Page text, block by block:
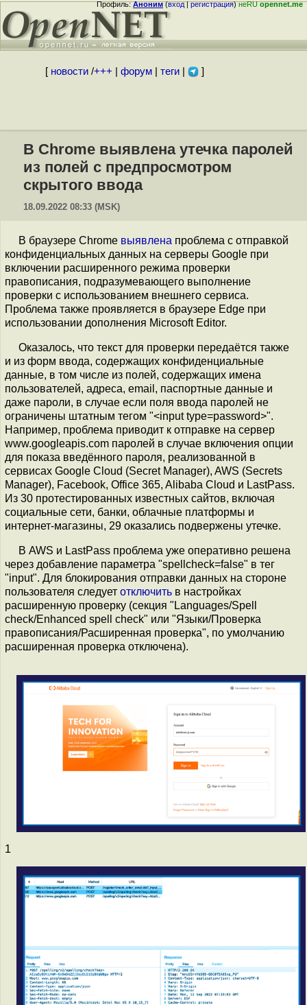
Профиль:Аноним(вход|регистрация)неRUopennet.me
[ новости/+++ форум| теги| ]
В Chrome выявлена утечка паролей
из полей с предпросмотром
скрытого ввода
18.09.2022 08:33 (MSK)
В браузере Chrome выявлена проблема с отправкой
конфиденциальных данных на серверы Google при
включении расширенного режима проверки
правописания, подразумевающего выполнение
проверки с использованием внешнего сервиса.
Проблема также проявляется в браузере Edge при
использовании дополнения Microsoft Editor.
Оказалось, что текст для проверки передаётся также
и из форм ввода, содержащих конфиденциальные
данные, в том числе из полей, содержащих имена
пользователей, адреса, email, паспортные данные и
даже пароли, в случае если поля ввода паролей не
ограничены штатным тегом "<input type=password>".
Например, проблема приводит к отправке на сервер
www.googleapis.com паролей в случае включения опции
для показа введённого пароля, реализованной в
сервисах Google Cloud (Secret Manager), AWS (Secrets
Manager), Facebook, Office 365, Alibaba Cloud и LastPass.
Из 30 протестированных известных сайтов, включая
социальные сети, банки, облачные платформы и
интернет-магазины, 29 оказались подвержены утечке.
В AWS и LastPass проблема уже оперативно решена
через добавление параметра "spellcheck=false" в тег
"input". Для блокирования отправки данных на стороне
пользователя следует отключить в настройках
расширенную проверку (секция "Languages/Spell
check/Enhanced spell check" или "Языки/Проверка
правописания/Расширенная проверка", по умолчанию
расширенная проверка отключена).
1